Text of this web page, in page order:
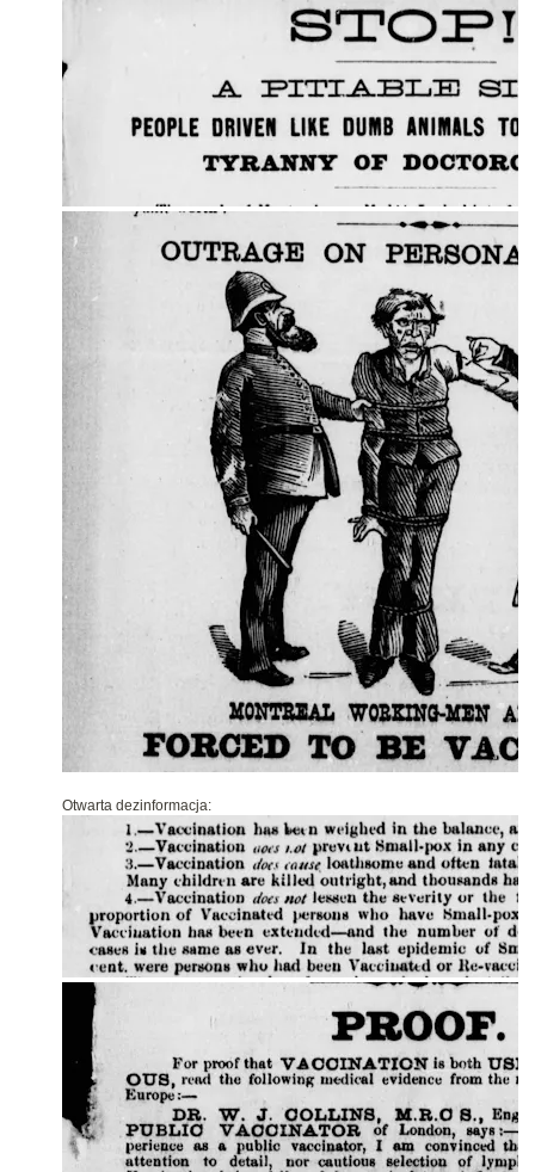
Otwarta dezinformacja: